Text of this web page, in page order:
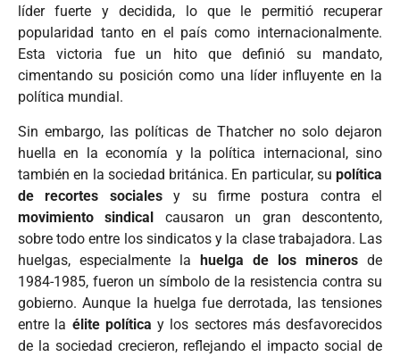
líder fuerte y decidida, lo que le permitió recuperar
popularidad tanto en el país como internacionalmente.
Esta victoria fue un hito que definió su mandato,
cimentando su posición como una líder influyente en la
política mundial.
Sin embargo, las políticas de Thatcher no solo dejaron
huella en la economía y la política internacional, sino
también en la sociedad británica. En particular, su política
de recortes socialesy su firme postura contra el
movimiento sindical causaron un gran descontento,
sobre todo entre los sindicatos y la clase trabajadora. Las
huelgas, especialmente la huelga de los mineros de
1984-1985, fueron un símbolo de la resistencia contra su
gobierno. Aunque la huelga fue derrotada, las tensiones
entre la élite política y los sectores más desfavorecidos
de la sociedad crecieron, reflejando el impacto social de